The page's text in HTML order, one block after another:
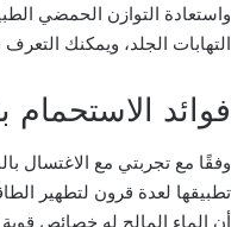
واستعادة التوازن الحمضي
التهابات الجلد، ويمكنك
فوائد الاستحمام
وفقًا مع تجربتي مع الاغتسال
تطبيقها لعدة قرون لتطهير
أن الماء المالح له خصائص